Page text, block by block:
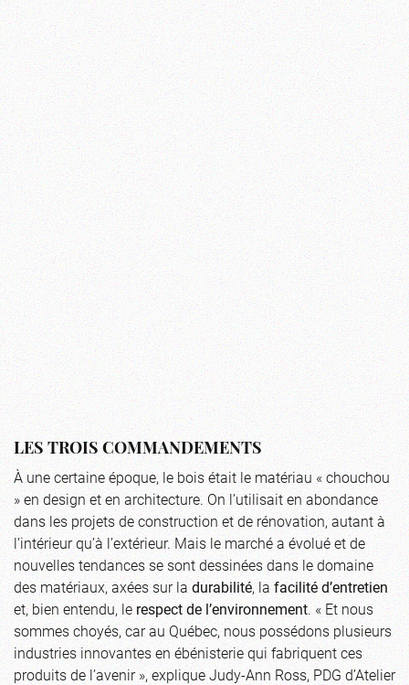
LES TROIS COMMANDEMENTS
À une certaine époque, le bois était le matériau « chouchou
» en design et en architecture. On l’utilisait en abondance
dans les projets de construction et de rénovation, autant à
l’intérieur qu’à l’extérieur. Mais le marché a évolué et de
nouvelles tendances se sont dessinées dans le domaine
des matériaux, axées sur ladurabilité, lafacilité d’entretien
et, bien entendu, lerespect de l’environnement. « Et nous
sommes choyés, car au Québec, nous possédons plusieurs
industries innovantes en ébénisterie qui fabriquent ces
produits de l’avenir », explique Judy-Ann Ross, PDG d’Atelier